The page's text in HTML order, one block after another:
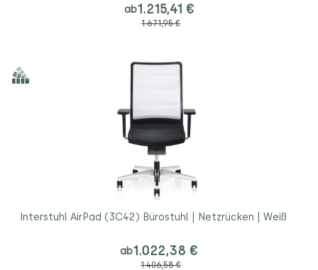
ab1.215,41 €
1.671,95 €
Interstuhl AirPad (3C42) Bürostuhl | Netzrücken | Weiß
ab1.022,38 €
1.406,58 €